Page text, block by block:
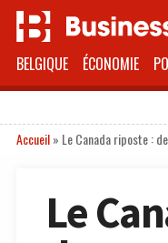
BELGIQUE ÉCONOMIE
Accueil» Le Canada riposte :
Le